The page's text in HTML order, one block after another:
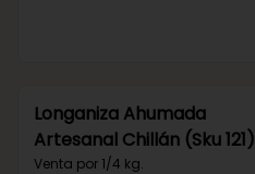
Longaniza Ahumada
Artesanal Chillán (Sku 121)
Venta por 1/4 kg.